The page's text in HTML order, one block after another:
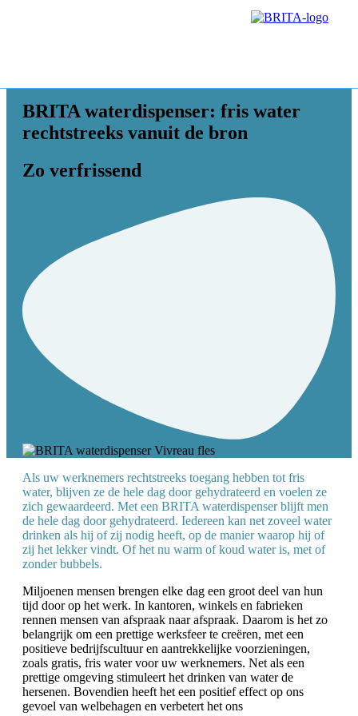
BRITA waterdispenser: fris water
rechtstreeks vanuit de bron
Zo verfrissend
Als uw werknemers rechtstreeks toegang hebben tot fris
water, blijven ze de hele dag door gehydrateerd en voelen ze
zich gewaardeerd. Met een BRITA waterdispenser blijft men
de hele dag door gehydrateerd. Iedereen kan net zoveel water
drinken als hij of zij nodig heeft, op de manier waarop hij of
zij het lekker vindt. Of het nu warm of koud water is, met of
zonder bubbels.
Miljoenen mensen brengen elke dag een groot deel van hun
tijd door op het werk. In kantoren, winkels en fabrieken
rennen mensen van afspraak naar afspraak. Daarom is het zo
belangrijk om een prettige werksfeer te creëren, met een
positieve bedrijfscultuur en aantrekkelijke voorzieningen,
zoals gratis, fris water voor uw werknemers. Net als een
prettige omgeving stimuleert het drinken van water de
hersenen. Bovendien heeft het een positief effect op ons
gevoel van welbehagen en verbetert het ons